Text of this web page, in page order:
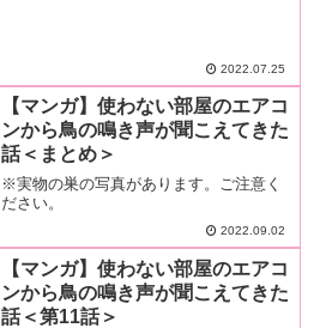
2022.07.25
【マンガ】使わない部屋のエアコ
ンから鳥の鳴き声が聞こえてきた
話＜まとめ＞
※実物の巣の写真があります。ご注意く
ださい。
2022.09.02
【マンガ】使わない部屋のエアコ
ンから鳥の鳴き声が聞こえてきた
話＜第11話＞